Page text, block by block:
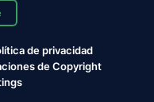
de privacidad
de Copyright